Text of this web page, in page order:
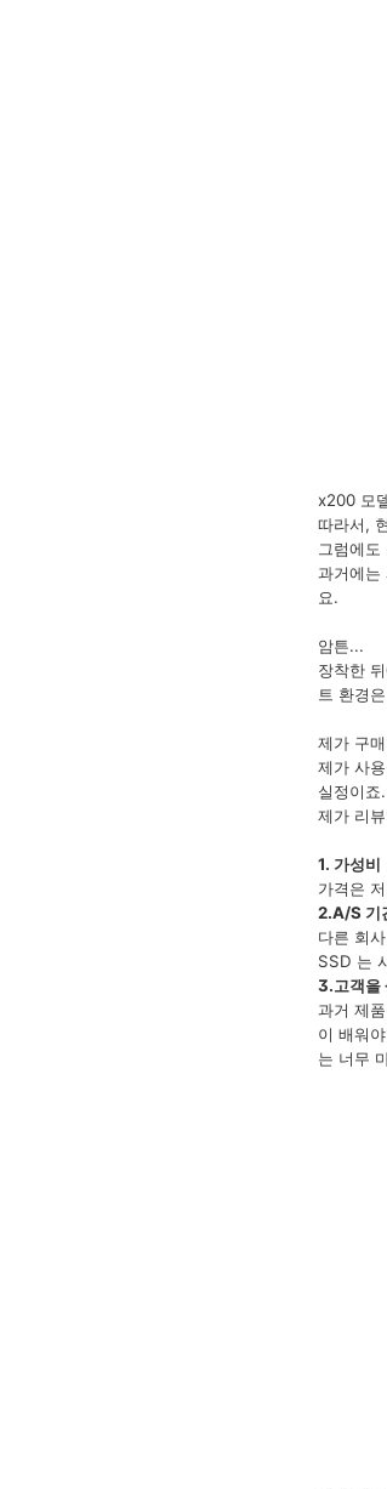
x200 모
따라서,
그럼에
과거에는
요.
암튼...
장착한
트 환경
제가 구
제가 사
실정이죠.
제가 리
1. 가성비
가격은
2.A/S 기
다른 회
SSD 는
3.고객을
과거 제
이 배워
는 너무